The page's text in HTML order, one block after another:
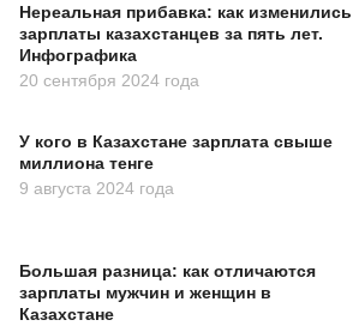
Нереальная прибавка: как изменились
зарплаты казахстанцев за пять лет.
Инфографика
20 сентября 2024 года
У кого в Казахстане зарплата свыше
миллиона тенге
9 августа 2024 года
Большая разница: как отличаются
зарплаты мужчин и женщин в
Казахстане